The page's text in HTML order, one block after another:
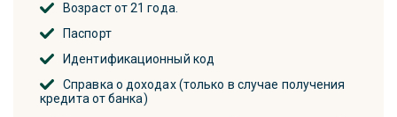
Возраст от 21 года.
Паспорт
Идентификационный код
Справка о доходах (только в случае получения
кредита от банка)